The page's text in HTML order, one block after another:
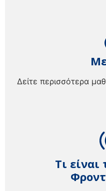
Τι
Δείτε περισσότερα